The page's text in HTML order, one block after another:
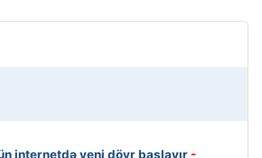
internetdə yeni dövr başlayır -